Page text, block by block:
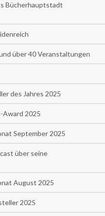
Bücherhauptstadt
über 40 Veranstaltungen
des Jahres 2025
Award 2025
September 2025
über seine
August 2025
2025